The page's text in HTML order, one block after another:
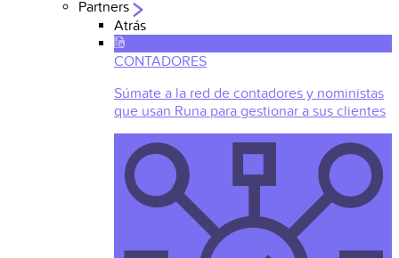
Partners
Atrás
CONTADORES
Súmate a la red de contadores y noministas
que usan Runa para gestionar a sus clientes